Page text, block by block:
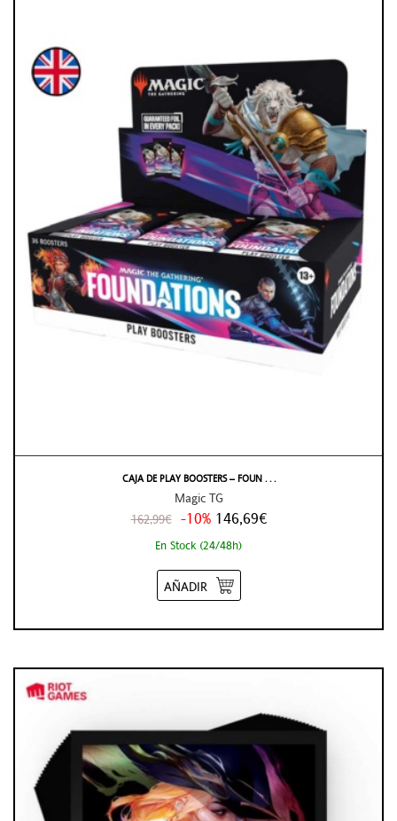
CAJA DE PLAY BOOSTERS – FOUN . . .
Magic TG
162,99€ -10% 146,69€
En Stock (24/48h)
AÑADIR